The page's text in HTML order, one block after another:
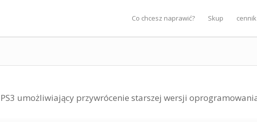
Co chcesz naprawić? Skup cennik